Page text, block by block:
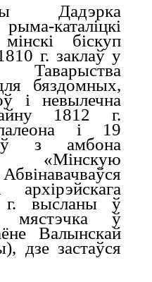
Дадэрка
каталіцкі
біскуп
г. заклаў у
бяздомных,
і невылечна
1812 г.
і 19
з амбона
высланы ў
мястэчка ў
Валынскай
дзе застаўся